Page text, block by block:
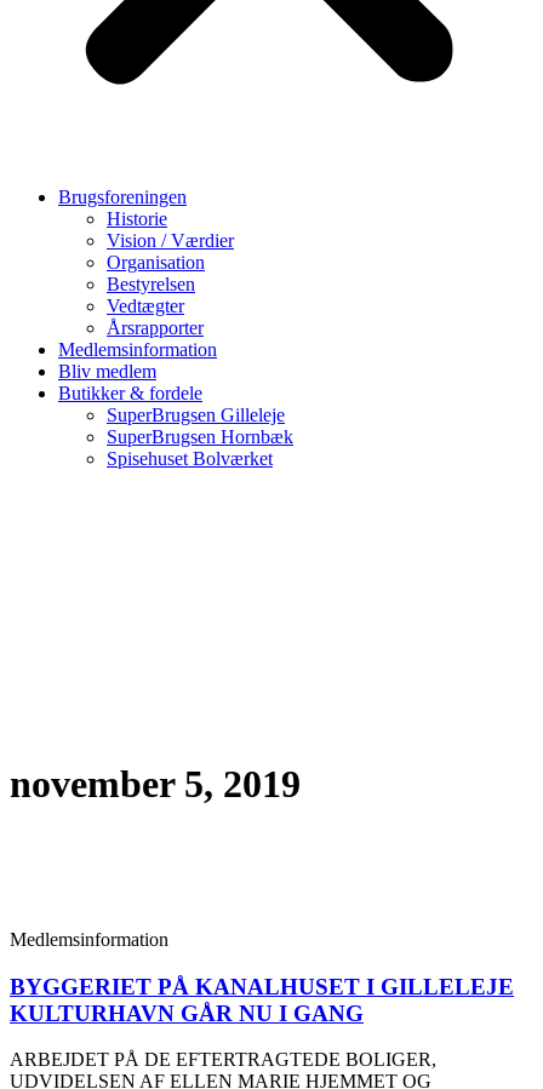
Brugsforeningen
Historie
Vision / Værdier
Organisation
Bestyrelsen
Vedtægter
Årsrapporter
Medlemsinformation
Bliv medlem
Butikker & fordele
SuperBrugsen Gilleleje
SuperBrugsen Hornbæk
Spisehuset Bolværket
november 5, 2019
Medlemsinformation
BYGGERIET PÅ KANALHUSET I GILLELEJE
KULTURHAVN GÅR NU I GANG
ARBEJDET PÅ DE EFTERTRAGTEDE BOLIGER,
UDVIDELSEN AF ELLEN MARIE HJEMMET OG